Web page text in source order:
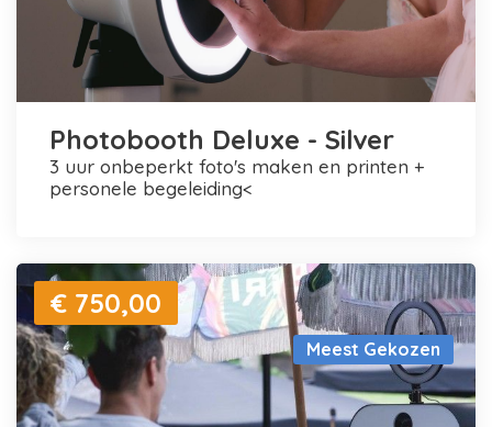
Photobooth Deluxe - Silver
3 uur onbeperkt foto's maken en printen +
personele begeleiding<
Meest Gekozen
€ 750,00